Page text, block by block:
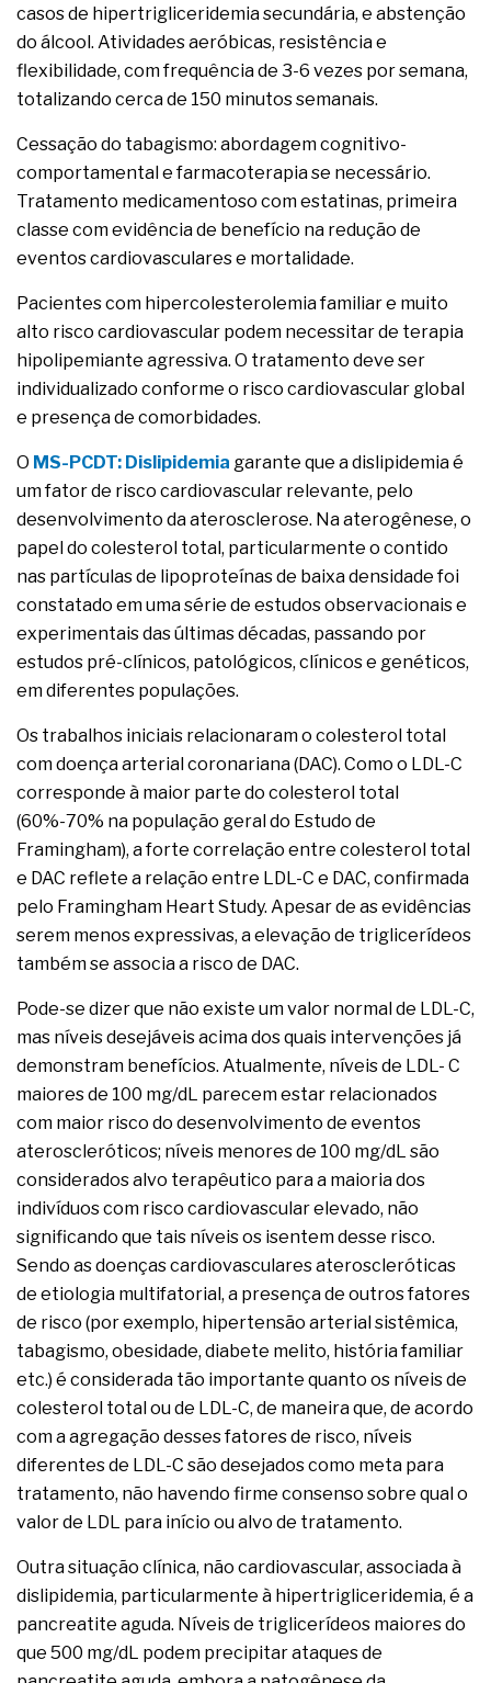
casos de hipertrigliceridemia secundária, e abstenção
do álcool. Atividades aeróbicas, resistência e
flexibilidade, com frequência de 3-6 vezes por semana,
totalizando cerca de 150 minutos semanais.
Cessação do tabagismo: abordagem cognitivo-
comportamental e farmacoterapia se necessário.
Tratamento medicamentoso com estatinas, primeira
classe com evidência de benefício na redução de
eventos cardiovasculares e mortalidade.
Pacientes com hipercolesterolemia familiar e muito
alto risco cardiovascular podem necessitar de terapia
hipolipemiante agressiva. O tratamento deve ser
individualizado conforme o risco cardiovascular global
e presença de comorbidades.
O MS-PCDT: Dislipidemia garante que a dislipidemia é
um fator de risco cardiovascular relevante, pelo
desenvolvimento da aterosclerose. Na aterogênese, o
papel do colesterol total, particularmente o contido
nas partículas de lipoproteínas de baixa densidade foi
constatado em uma série de estudos observacionais e
experimentais das últimas décadas, passando por
estudos pré-clínicos, patológicos, clínicos e genéticos,
em diferentes populações.
Os trabalhos iniciais relacionaram o colesterol total
com doença arterial coronariana (DAC). Como o LDL-C
corresponde à maior parte do colesterol total
(60%-70% na população geral do Estudo de
Framingham), a forte correlação entre colesterol total
e DAC reflete a relação entre LDL-C e DAC, confirmada
pelo Framingham Heart Study. Apesar de as evidências
serem menos expressivas, a elevação de triglicerídeos
também se associa a risco de DAC.
Pode-se dizer que não existe um valor normal de LDL-C,
mas níveis desejáveis acima dos quais intervenções já
demonstram benefícios. Atualmente, níveis de LDL- C
maiores de 100 mg/dL parecem estar relacionados
com maior risco do desenvolvimento de eventos
ateroscleróticos; níveis menores de 100 mg/dL são
considerados alvo terapêutico para a maioria dos
indivíduos com risco cardiovascular elevado, não
significando que tais níveis os isentem desse risco.
Sendo as doenças cardiovasculares ateroscleróticas
de etiologia multifatorial, a presença de outros fatores
de risco (por exemplo, hipertensão arterial sistêmica,
tabagismo, obesidade, diabete melito, história familiar
etc.) é considerada tão importante quanto os níveis de
colesterol total ou de LDL-C, de maneira que, de acordo
com a agregação desses fatores de risco, níveis
diferentes de LDL-C são desejados como meta para
tratamento, não havendo firme consenso sobre qual o
valor de LDL para início ou alvo de tratamento.
Outra situação clínica, não cardiovascular, associada à
dislipidemia, particularmente à hipertrigliceridemia, é a
pancreatite aguda. Níveis de triglicerídeos maiores do
que 500 mg/dL podem precipitar ataques de